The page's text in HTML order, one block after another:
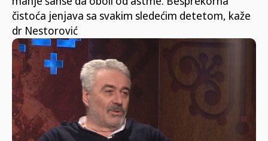
čistoća jenjava sa svakim sledećim detetom, kaže
dr Nestorović